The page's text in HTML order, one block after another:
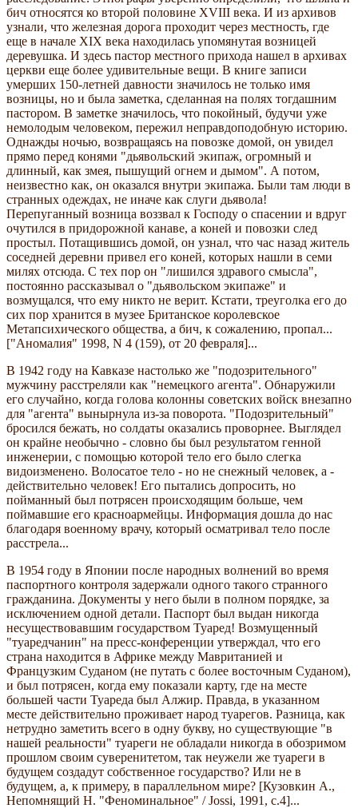
бич относятся ко второй половине XVIII века. И из архивов
узнали, что железная дорога проходит через местность, где
еще в начале XIX века находилась упомянутая возницей
деревушка. И здесь пастор местного прихода нашел в архивах
церкви еще более удивительные вещи. В книге записи
умерших 150-летней давности значилось не только имя
возницы, но и была заметка, сделанная на полях тогдашним
пастором. В заметке значилось, что покойный, будучи уже
немолодым человеком, пережил неправдоподобную историю.
Однажды ночью, возвращаясь на повозке домой, он увидел
прямо перед конями "дьявольский экипаж, огромный и
длинный, как змея, пышущий огнем и дымом". А потом,
неизвестно как, он оказался внутри экипажа. Были там люди в
странных одеждах, не иначе как слуги дьявола!
Перепуганный возница воззвал к Господу о спасении и вдруг
очутился в придорожной канаве, а коней и повозки след
простыл. Потащившись домой, он узнал, что час назад житель
соседней деревни привел его коней, которых нашли в семи
милях отсюда. С тех пор он "лишился здравого смысла",
постоянно рассказывал о "дьявольском экипаже" и
возмущался, что ему никто не верит. Кстати, треуголка его до
сих пор хранится в музее Британское королевское
Метапсихического общества, а бич, к сожалению, пропал...
["Аномалия" 1998, N 4 (159), от 20 февраля]...
В 1942 году на Кавказе настолько же "подозрительного"
мужчину расстреляли как "немецкого агента". Обнаружили
его случайно, когда голова колонны советских войск внезапно
для "агента" вынырнула из-за поворота. "Подозрительный"
бросился бежать, но солдаты оказались проворнее. Выглядел
он крайне необычно - словно бы был результатом генной
инженерии, с помощью которой тело его было слегка
видоизменено. Волосатое тело - но не снежный человек, а -
действительно человек! Его пытались допросить, но
пойманный был потрясен происходящим больше, чем
поймавшие его красноармейцы. Информация дошла до нас
благодаря военному врачу, который осматривал тело после
расстрела...
В 1954 году в Японии после народных волнений во время
паспортного контроля задержали одного такого странного
гражданина. Документы у него были в полном порядке, за
исключением одной детали. Паспорт был выдан никогда
несуществовавшим государством Туаред! Возмущенный
"туаредчанин" на пресс-конференции утверждал, что его
страна находится в Африке между Мавританией и
Французким Суданом (не путать с более восточным Суданом),
и был потрясен, когда ему показали карту, где на месте
большей части Туареда был Алжир. Правда, в указанном
месте действительно проживает народ туарегов. Разница, как
нетрудно заметить всего в одну букву, но существующие "в
нашей реальности" туареги не обладали никогда в обозримом
прошлом своим суверенитетом, так неужели же туареги в
будущем создадут собственное государство? Или не в
будущем, а, к примеру, в параллельном мире? [Кузовкин А.,
Непомнящий Н. "Феноминальное" / Jossi, 1991, с.4]...